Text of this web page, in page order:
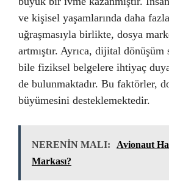
ve kişisel yaşamlarında daha
uğraşmasıyla birlikte, dosya
artmıştır. Ayrıca, dijital
bile fiziksel belgelere ihtiyaç
de bulunmaktadır. Bu faktörler,
büyümesini desteklemektedir.
NERENİN MALI:
Avionaut
Markası?